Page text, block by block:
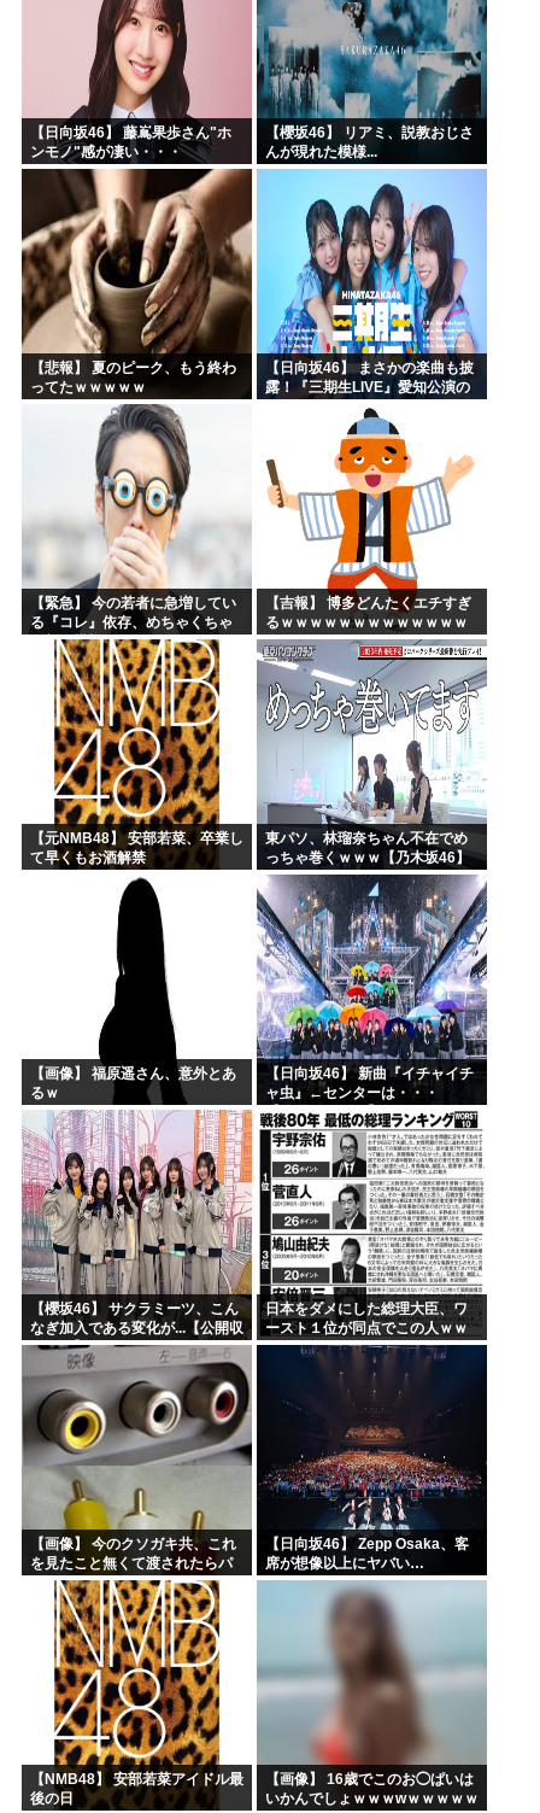
【日向坂46】 藤嶌果歩さん"ホ
ンモノ"感が凄い・・・
【櫻坂46】 リアミ、説教おじさ
んが現れた模様...
【悲報】 夏のピーク、もう終わ
ってたｗｗｗｗｗ
【日向坂46】 まさかの楽曲も披
露！『三期生LIVE』愛知公演の
【緊急】 今の若者に急増してい
る『コレ』依存、めちゃくちゃ
深刻な模様w w w w w w w w w w
【吉報】 博多どんたくエチすぎ
るｗｗｗｗｗｗｗｗｗｗｗｗｗ
ｗｗ
【元NMB48】 安部若菜、卒業し
て早くもお酒解禁
東パソ、林瑠奈ちゃん不在でめ
っちゃ巻くｗｗｗ【乃木坂46】
【画像】 福原遥さん、意外とあ
るｗ
【日向坂46】 新曲『イチャイチ
ャ虫』←センターは・・・
【18thシングル】
【櫻坂46】 サクラミーツ、こん
なぎ加入である変化が...【公開収
録レポ】
日本をダメにした総理大臣、ワ
ースト１位が同点でこの人ｗｗ
ｗｗｗｗ
【画像】 今のクソガキ共、これ
を見たこと無くて渡されたらパ
ニクるらしいｗｗｗｗｗｗｗｗ
ｗｗｗｗｗ
【日向坂46】 Zepp Osaka、客
席が想像以上にヤバい…
【NMB48】 安部若菜アイドル最
後の日
【画像】 16歳でこのお◯ぱいは
いかんでしょｗｗｗwｗｗｗｗｗ